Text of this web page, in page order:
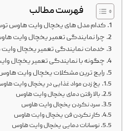
فهرست مطالب
کدام مدل های یخچال وایت هاوس
چرا نمایندگی تعمیر یخچال وایت
خدمات نمایندگی تعمیر یخچال
چگونه با نمایندگی تعمیر یخچال
رایج ‌ترین مشکلات یخچال وایت
یخ زدن مواد غذایی در یخچال وایت
بالا رفتن دمای یخچال وایت هاوس
سرد نکردن یخچال وایت هاوس
کار نکردن فن یخچال وایت هاوس
نوسانات دمایی یخچال وایت هاوس